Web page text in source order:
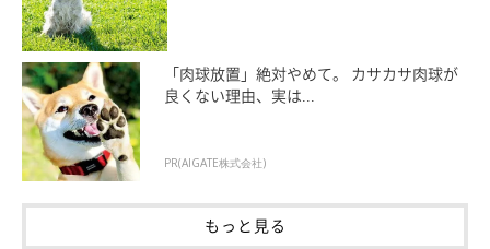
「肉球放置」絶対やめて。 カサカサ肉球が
良くない理由、実は...
PR(AIGATE株式会社)
もっと見る